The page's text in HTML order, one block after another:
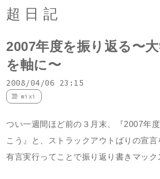
超日記
2007年度を振り返る〜
を軸に〜
2008/04/06 23:15
mixi
つい一週間ほど前の３月末、『2007年
こう』と、ストラックアウトばりの宣言
有言実行ってことで振り返り書きマック